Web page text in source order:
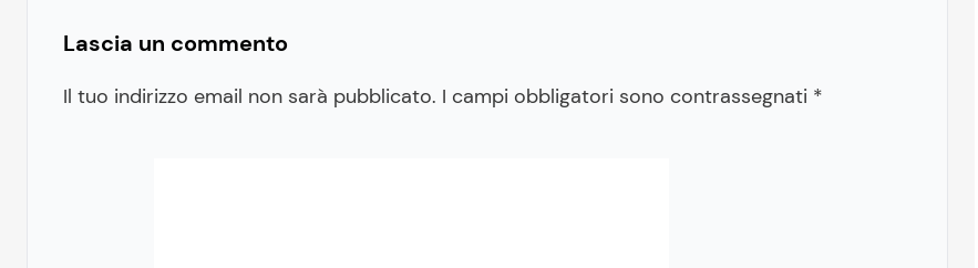
Lascia un commento
Il tuo indirizzo email non sarà pubblicato. I campi obbligatori sono contrassegnati *